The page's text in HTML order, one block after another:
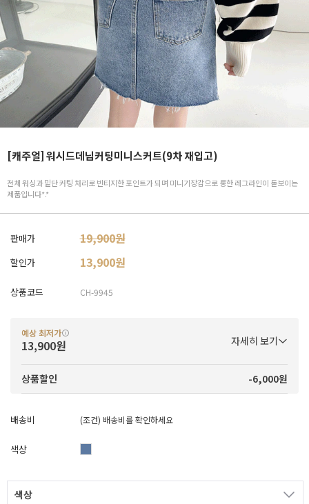
[캐주얼] 워시드데님커팅미니스커트(9차 재입고)
전체 워싱과 밑단 커팅 처리로 빈티지한 포인트가 되며 미니기장감으로 롱한 레그라인이 돋보이는
제품입니다*.*
판매가 19,900원
할인가 13,900원
상품코드 CH-9945
예상 최저가
13,900원 자세히 보기
상품할인 -6,000원
배송비 (조건) 배송비를 확인하세요
색상
색상